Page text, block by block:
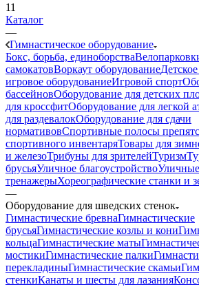
11
Каталог
—
Гимнастическое оборудование
Бокс, борьба, единоборства
самокатовВоркаут оборудование
игровое оборудованиеИгровой спорт
бассейновОборудование для детских
для кроссфитОборудование для легкой
для раздевалокОборудование для сдачи
нормативовСпортивные полосы
спортивного инвентаряТовары для
и железоТрибуны для зрителейТуризм
брусьяУличное благоустройствоУличные
тренажерыХореографические станки и
—
Оборудование для шведских стенок
Гимнастические бревнаГимнастические
брусьяГимнастические козлы и кони
кольцаГимнастические маты
мостикиГимнастические палки
перекладиныГимнастические скамьи
стенкиКанаты и шесты для лазания